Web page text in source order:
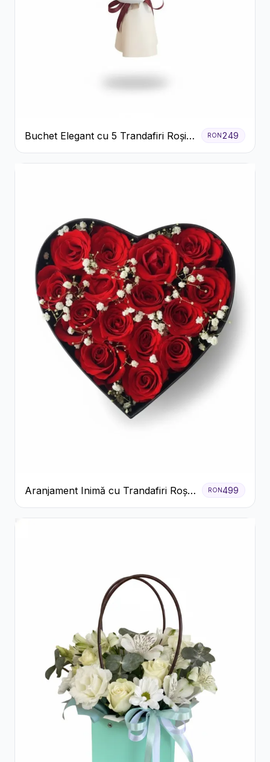
Buchet Elegant cu 5 Trandafiri Roșii
și Eucalipt
RON 249
Aranjament Inimă cu Trandafiri Roșii
și Floarea Miresei
RON499